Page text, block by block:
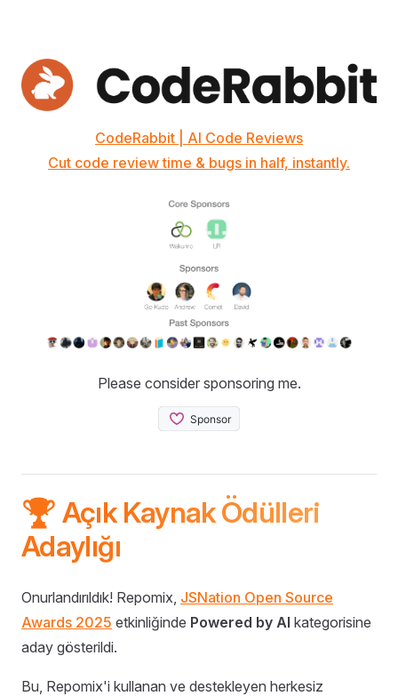
CodeRabbit | AI Code Reviews
Cut code review time & bugs in half, instantly.
Please consider sponsoring me.
🏆 Açık Kaynak Ödülleri
Adaylığı
Onurlandırıldık! Repomix, JSNation Open Source
Awards 2025 etkinliğinde Powered by AI kategorisine
aday gösterildi.
Bu, Repomix'i kullanan ve destekleyen herkesiz